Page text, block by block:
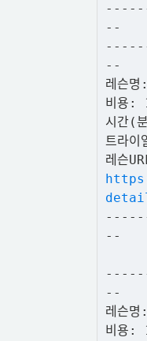
--
--
레슨
비용:
시간(
트라
레슨
--
--
레슨
비용: